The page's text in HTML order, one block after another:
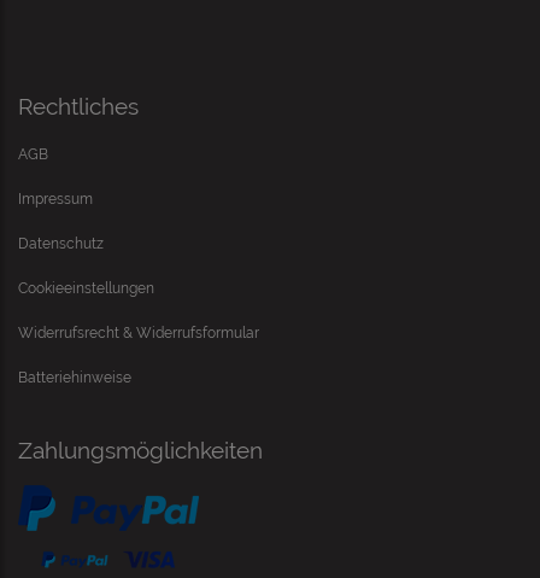
Rechtliches
AGB
Impressum
Datenschutz
Cookieeinstellungen
Widerrufsrecht & Widerrufsformular
Batteriehinweise
Zahlungsmöglichkeiten